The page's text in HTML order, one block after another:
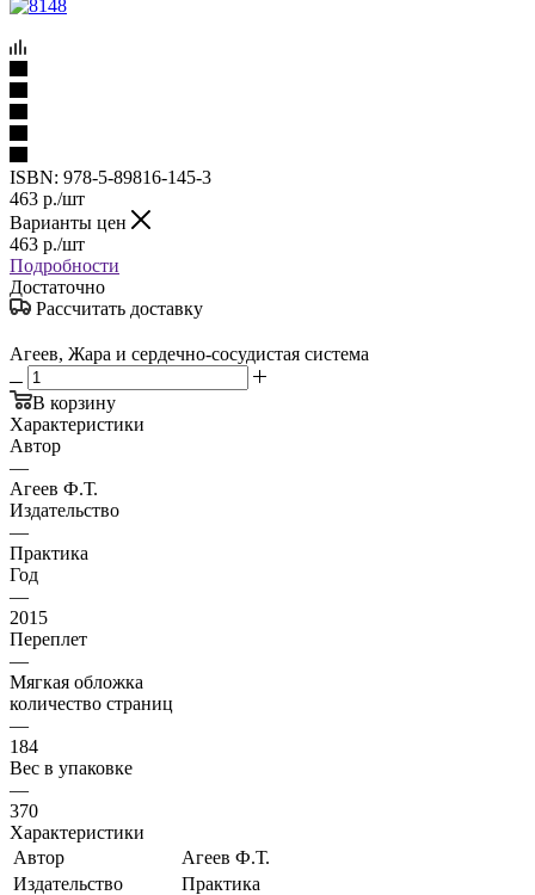
ISBN: 978-5-89816-145-3
463 р./шт
Варианты цен
463 р./шт
Подробности
Достаточно
Рассчитать доставку
Агеев, Жара и сердечно-сосудистая система
В корзину
Характеристики
Автор
—
Агеев Ф.Т.
Издательство
—
Практика
Год
—
2015
Переплет
—
Мягкая обложка
количество страниц
—
184
Вес в упаковке
—
370
Характеристики
Автор
Агеев Ф.Т.
Издательство
Практика